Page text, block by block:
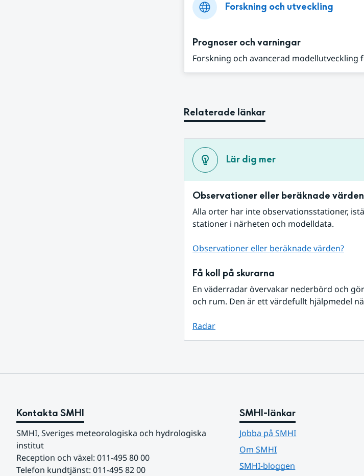
Forskning och utveckling
Prognoser och varningar
Forskning och avancerad modellutveckling
Relaterade länkar
Lär dig mer
Observationer eller beräknade
Alla orter har inte observationsstationer,
stationer i närheten och modelldata.
Observationer eller beräknade värden?
Få koll på skurarna
En väderradar övervakar nederbörd och
och rum. Den är ett värdefullt hjälpmedel
Radar
Kontakta SMHI
SMHI, Sveriges meteorologiska och hydrologiska
institut
Reception och växel: 011-495 80 00
Telefon kundtjänst: 011-495 82 00
SMHI-länkar
Jobba på SMHI
Om SMHI
SMHI-bloggen